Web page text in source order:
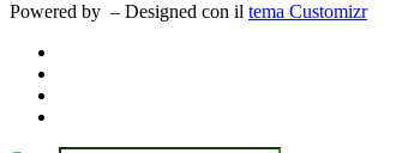
Powered by – Designed con il tema Customizr